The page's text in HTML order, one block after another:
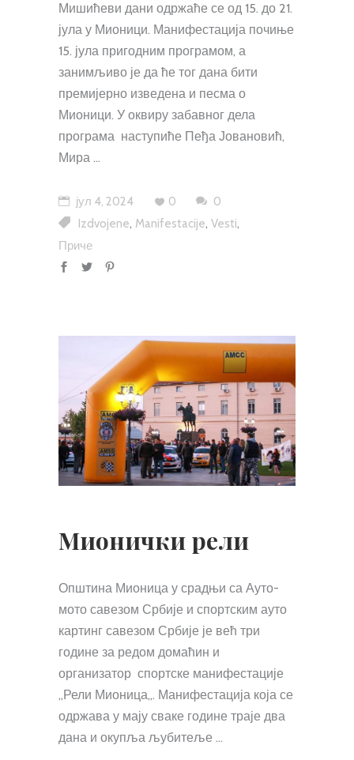
Мишићеви дани одржаће се од 15. до 21.
јула у Мионици. Манифестација почиње
15. јула пригодним програмом, а
занимљиво је да ће тог дана бити
премијерно изведена и песма о
Мионици. У оквиру забавног дела
програма наступиће Пеђа Јовановић,
Мира
јул 4, 2024 0
0
Izdvojene, Manifestacije, Vesti,
Приче
Мионички рели
Општина Мионица у срадњи са Ауто-
мото савезом Србије и спортским ауто
картинг савезом Србије је већ три
године за редом домаћин и
организатор спортске манифестације
„Рели Мионица„. Манифестација која се
одржава у мају сваке године траје два
дана и окупља љубитеље